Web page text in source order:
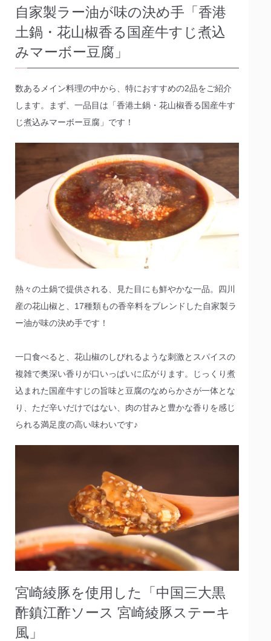
自家製ラー油が味の決め手「香港
土鍋・花山椒香る国産牛すじ煮込
みマーボー豆腐」
数あるメイン料理の中から、特におすすめの2品をご紹介
します。まず、一品目は「香港土鍋・花山椒香る国産牛す
じ煮込みマーボー豆腐」です！
熱々の土鍋で提供される、見た目にも鮮やかな一品。四川
産の花山椒と、17種類もの香辛料をブレンドした自家製ラ
ー油が味の決め手です！
一口食べると、花山椒のしびれるような刺激とスパイスの
複雑で奥深い香りが口いっぱいに広がります。じっくり煮
込まれた国産牛すじの旨味と豆腐のなめらかさが一体とな
り、ただ辛いだけではない、肉の甘みと豊かな香りを感じ
られる満足度の高い味わいです♪
宮崎綾豚を使用した「中国三大黒
酢鎮江酢ソース 宮崎綾豚ステーキ
風」